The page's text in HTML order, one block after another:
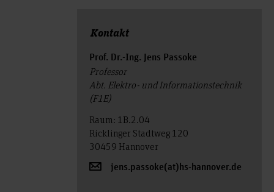
Kontakt
Prof. Dr.-Ing. Jens Passoke
Professor
Abt. Elektro- und Informationstechnik
(F1E)
Raum: 1B.2.04
Ricklinger Stadtweg 120
30459 Hannover
jens.passoke(at)hs-hannover.de